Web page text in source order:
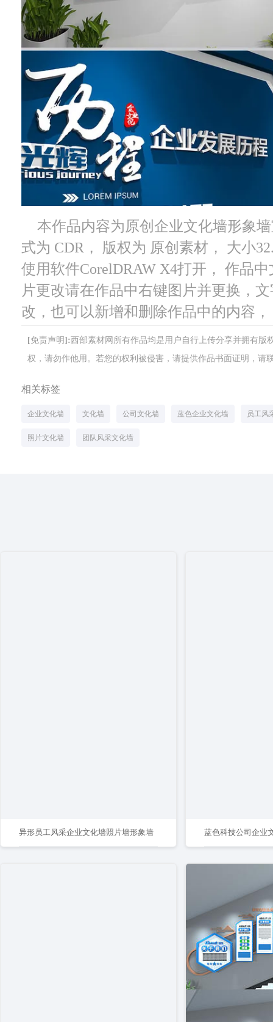
本作品内容为原创企业文化墙形象
式为 CDR， 版权为 原创素材， 大小
使用软件CorelDRAW X4打开， 作品
片更改请在作品中右键图片并更换，
改，也可以新增和删除作品中的内容
[免责声明]:西部素材网所有作品均是用户自行上传分享并拥有
权，请勿作他用。若您的权利被侵害，请提供作品书面证明，请
相关标签
企业文化墙 文化墙 公司文化墙 蓝色企业文化墙 员工风
照片文化墙 团队风采文化墙
异形员工风采企业文化墙照片墙形象墙 蓝色科技公司企业